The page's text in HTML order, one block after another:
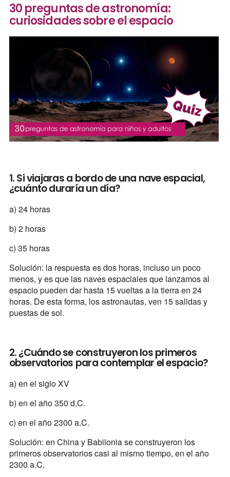
30 preguntas de astronomía:
curiosidades sobre el espacio
1. Si viajaras a bordo de una nave espacial,
¿cuánto duraría un día?
a) 24 horas
b) 2 horas
c) 35 horas
Solución: la respuesta es dos horas, incluso un poco
menos, y es que las naves espaciales que lanzamos al
espacio pueden dar hasta 15 vueltas a la tierra en 24
horas. De esta forma, los astronautas, ven 15 salidas y
puestas de sol.
2. ¿Cuándo se construyeron los primeros
observatorios para contemplar el espacio?
a) en el siglo XV
b) en el año 350 d.C.
c) en el año 2300 a.C.
Solución: en China y Babilonia se construyeron los
primeros observatorios casi al mismo tiempo, en el año
2300 a.C.